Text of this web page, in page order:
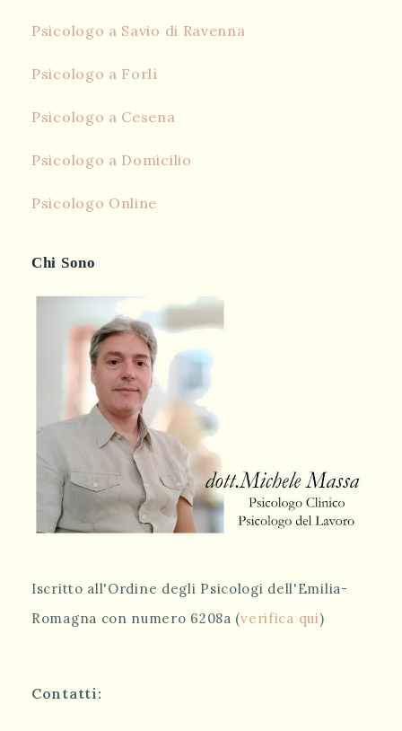
Psicologo a Savio di Ravenna
Psicologo a Forlì
Psicologo a Cesena
Psicologo a Domicilio
Psicologo Online
Chi Sono
Iscritto all'Ordine degli Psicologi dell'Emilia-
Romagna con numero 6208a (verifica qui)
Contatti: